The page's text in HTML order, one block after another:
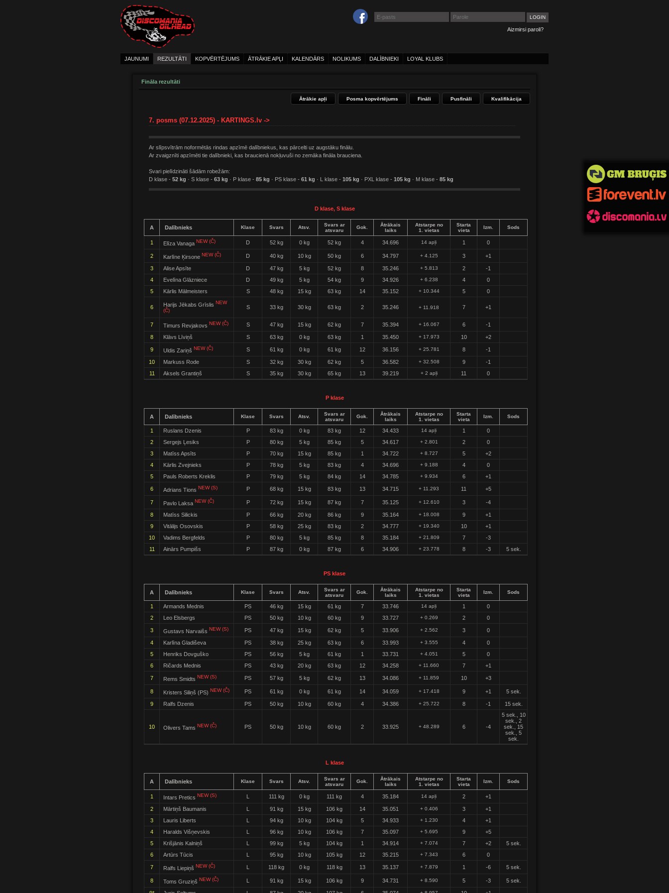
Aizmirsi paroli?
JAUNUMI REZULTĀTI KOPVĒRTĒJUMS ĀTRĀKIE APĻI KALENDĀRS NOLIKUMS DALĪBNIEKI LOYAL KLUBS
Fināla rezultāti
Kvalifikācija
Pusfināli
Fināli
Posma kopvērtējums
Ātrākie apļi
7. posms (07.12.2025) - KARTINGS.lv ->
Ar slīpsvītrām noformētās rindas apzīmē dalībniekus, kas pārcelti uz augstāku finālu.
Ar zvaigznīti apzīmēti tie dalībnieki, kas braucienā nokļuvuši no zemāka fināla brauciena.
Svari pielīdzināti šādām robežām:
D klase - 52 kg · S klase - 63 kg · P klase - 85 kg · PS klase - 61 kg · L klase - 105 kg · PXL klase - 105 kg · M klase - 85 kg
D klase, S klase
A Dalībnieks Klase Svars Atsv.
Svars ar
atsvaru
Gok.
Ātrākais
laiks
Atstarpe no
1. vietas
Starta
vieta
Izm. Sods
1 Elīza Vanaga NEW (Č) D 52 kg 0 kg 52 kg 4 34.696 14 apļi 1 0
2 Karlīne Ķirsone NEW (Č) D 40 kg 10 kg 50 kg 6 34.797 + 4.125 3 +1
3 Alise Apsīte D 47 kg 5 kg 52 kg 8 35.246 + 5.813 2
-1
4
Evelīna Glāzniece D 49 kg 5 kg 54 kg 9 34.926 + 6.238 4
0
5
Kārlis Mālmeisters S 48 kg 15 kg 63 kg 14 35.152 + 10.344 5 0
6 Harijs Jēkabs Grīslis NEW
(Č)
S 33 kg 30 kg 63 kg 2 35.246 + 11.918 7 +1
7 Timurs Revjakovs NEW (Č) S 47 kg 15 kg 62 kg 7 35.394 + 16.067 6 -1
8 Klāvs Līviņš S 63 kg 0 kg 63 kg 1 35.450 + 17.973 10 +2
9 Uldis Zariņš NEW (Č) S 61 kg 0 kg 61 kg 12 36.156 + 25.781 8 -1
10 Markuss Rode S 32 kg 30 kg 62 kg 5 36.582 + 32.508 9
-1
11
Aksels Grantiņš S 35 kg 30 kg 65 kg 13 39.219 + 2 apļi 11 0
P klase
A Dalībnieks Klase Svars Atsv.
Svars ar
atsvaru
Gok.
Ātrākais
laiks
Atstarpe no
1. vietas
Starta
vieta
Izm. Sods
1 Ruslans Dzenis P 83 kg 0 kg 83 kg 12 34.433 14 apļi 1
0
2
Sergejs Ļesiks P 80 kg 5 kg 85 kg 5 34.617 + 2.801 2
0
3
Matīss Apsīts P 70 kg 15 kg 85 kg 1 34.722 + 8.727 5
+2
4
Kārlis Zvejnieks P 78 kg 5 kg 83 kg 4 34.696 + 9.188 4
0
5
Pauls Roberts Kreklis P 79 kg 5 kg 84 kg 14 34.785 + 9.934 6 +1
6 Adrians Tions NEW (S) P 68 kg 15 kg 83 kg 13 34.715 + 11.293 11 +5
7 Pavlo Laksa NEW (Č) P 72 kg 15 kg 87 kg 7 35.125 + 12.610 3 -4
8 Matīss Silickis P 66 kg 20 kg 86 kg 9 35.164 + 18.008 9
+1
9
Vitālijs Osovskis P 58 kg 25 kg 83 kg 2 34.777 + 19.340 10
+1
10
Vadims Bergfelds P 80 kg 5 kg 85 kg 8 35.184 + 21.809 7
-3
11
Ainārs Pumpišs P 87 kg 0 kg 87 kg 6 34.906 + 23.778 8 -3 5 sek.
PS klase
A Dalībnieks Klase Svars Atsv.
Svars ar
atsvaru
Gok.
Ātrākais
laiks
Atstarpe no
1. vietas
Starta
vieta
Izm. Sods
1 Armands Mednis PS 46 kg 15 kg 61 kg 7 33.746 14 apļi 1
0
2
Leo Elsbergs PS 50 kg 10 kg 60 kg 9 33.727 + 0.269 2 0
3 Gustavs Narvaišs NEW (S) PS 47 kg 15 kg 62 kg 5 33.906 + 2.562 3 0
4 Karlīna Gladiševa PS 38 kg 25 kg 63 kg 6 33.993 + 3.555 4
0
5
Henriks Dovguško PS 56 kg 5 kg 61 kg 1 33.731 + 4.051 5
0
6
Ričards Mednis PS 43 kg 20 kg 63 kg 12 34.258 + 11.660 7 +1
7 Rems Smidts NEW (S) PS 57 kg 5 kg 62 kg 13 34.086 + 11.859 10 +3
8 Kristers Siliņš (PS) NEW (Č) PS 61 kg 0 kg 61 kg 14 34.059 + 17.418 9 +1 5 sek.
9 Ralfs Dzenis PS 50 kg 10 kg 60 kg 4 34.386 + 25.722 8 -1 15 sek.
10 Olivers Tams NEW (Č) PS 50 kg 10 kg 60 kg 2 33.925 + 48.289 6 -4
5 sek., 10
sek., 2
sek., 15
sek., 5
sek.
L klase
A Dalībnieks Klase Svars Atsv.
Svars ar
atsvaru
Gok.
Ātrākais
laiks
Atstarpe no
1. vietas
Starta
vieta
Izm. Sods
1 Intars Pretics NEW (S) 111 kg 0 kg 111 kg 4 35.184 14 apļi 2 +1
2 Mārtiņš Baumanis 91 kg 15 kg 106 kg 14 35.051 + 0.406 3
+1
3
Lauris Liberts 94 kg 10 kg 104 kg 5 34.933 + 1.230 4
+1
4
Haralds Višņevskis 96 kg 10 kg 106 kg 7 35.097 + 5.695 9
+5
5
Krišjānis Kalniņš 99 kg 5 kg 104 kg 1 34.914 + 7.074 7 +2
5 sek.
6
Artūrs Tūcis 95 kg 10 kg 105 kg 12 35.215 + 7.343 6 0
7 Ralfs Liepiņš NEW (Č) 118 kg 0 kg 118 kg 13 35.137 + 7.879 1 -6 5 sek.
8 Toms Gruziņš NEW (Č) 91 kg 15 kg 106 kg 9 34.731 + 8.590 5 -3 5 sek.